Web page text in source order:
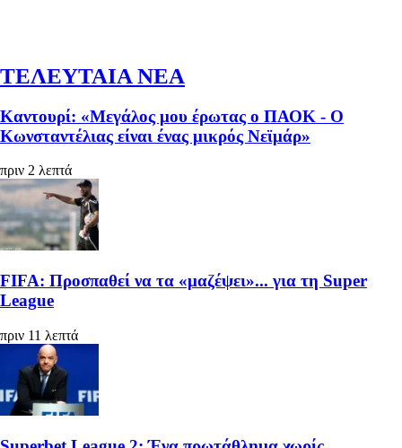
ΤΕΛΕΥΤΑΙΑ ΝΕΑ
Καντουρί: «Μεγάλος μου έρωτας ο ΠΑΟΚ - Ο
Κωνσταντέλιας είναι ένας μικρός Νεϊμάρ»
πριν 2 λεπτά
FIFA: Προσπαθεί να τα «μαζέψει»... για τη Super
League
πριν 11 λεπτά